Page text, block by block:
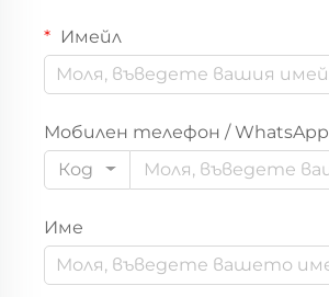
Имейл
Мобилен телефон / WhatsApp
Код
Име